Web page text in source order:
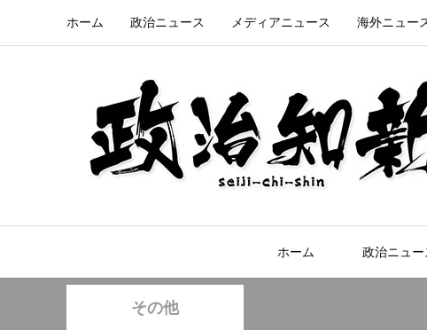
ホーム 政治ニュース メディアニュース 海外ニュー
ホーム 政治ニュー
その他